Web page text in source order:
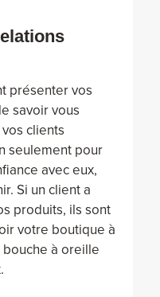
présenter vos
savoir vous
clients
seulement pour
avec eux,
Si un client a
produits, ils sont
votre boutique à
à oreille